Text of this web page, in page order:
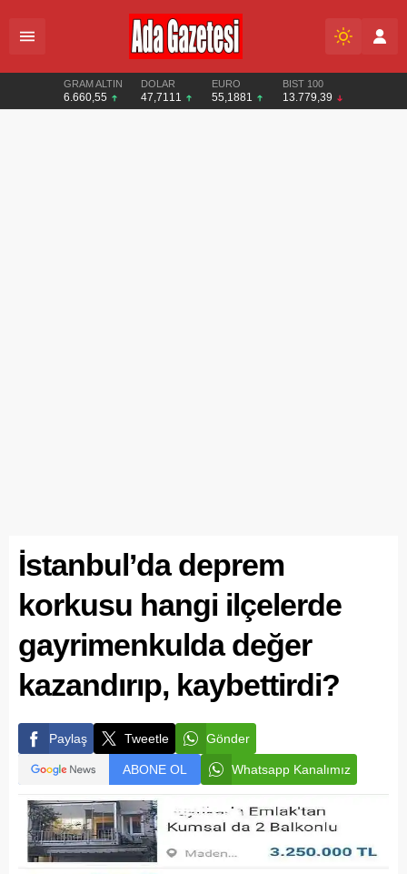
GRAM ALTIN
6.660,55
DOLAR
47,7111
EURO
55,1881
BIST 100
13.779,39
İstanbul’da deprem
korkusu hangi ilçelerde
gayrimenkulda değer
kazandırıp, kaybettirdi?
Paylaş Tweetle Gönder
ABONE OL Whatsapp Kanalımız